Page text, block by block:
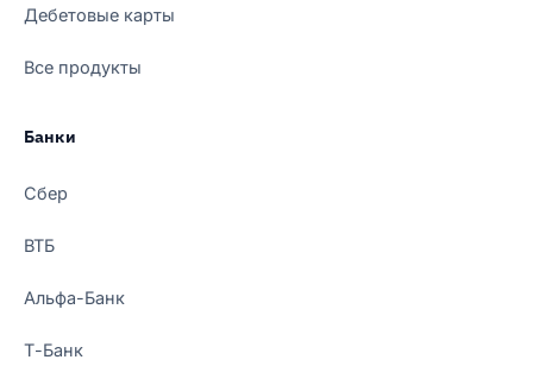
Дебетовые карты
Все продукты
Банки
Сбер
ВТБ
Альфа-Банк
Т-Банк